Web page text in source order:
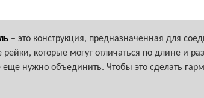
– это конструкция, предназначенная для
рейки, которые могут отличаться по длине и
еще нужно объединить. Чтобы это сделать